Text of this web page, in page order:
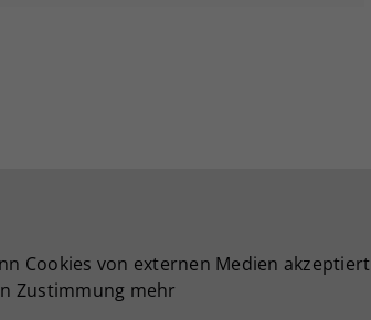
Cookies von externen Medien akzeptiert
Zustimmung mehr